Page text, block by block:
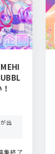
出
集終了